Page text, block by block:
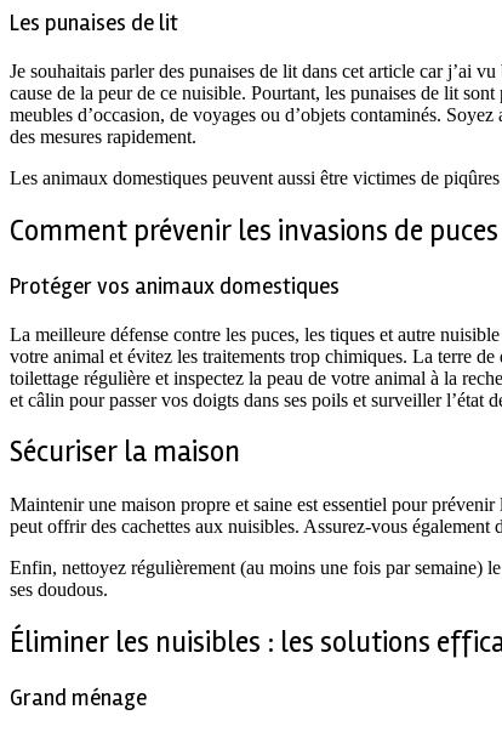
Les punaises de lit
Je souhaitais parler des punaises de lit dans cet article car j’ai
cause de la peur de ce nuisible. Pourtant, les punaises de lit
meubles d’occasion, de voyages ou d’objets contaminés.
des mesures rapidement.
Les animaux domestiques peuvent aussi être victimes de
Comment prévenir les invasions de
Protéger vos animaux domestiques
La meilleure défense contre les puces, les tiques et autre
votre animal et évitez les traitements trop chimiques. La terre
toilettage régulière et inspectez la peau de votre animal à la
et câlin pour passer vos doigts dans ses poils et surveiller l’état
Sécuriser la maison
Maintenir une maison propre et saine est essentiel pour
peut offrir des cachettes aux nuisibles. Assurez-vous également
Enfin, nettoyez régulièrement (au moins une fois par semaine)
ses doudous.
Éliminer les nuisibles : les solutions
Grand ménage